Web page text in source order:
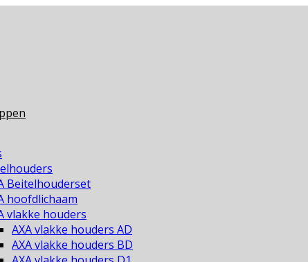
Beitelhouderset
hoofdlichaam
vlakke houders
AXA vlakke houders AD
AXA vlakke houders BD